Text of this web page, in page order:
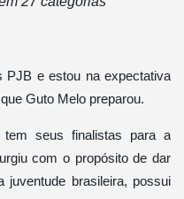
e estou na expectativa
Guto Melo preparou.
seus finalistas para a
com o propósito de dar
juventude brasileira, possui